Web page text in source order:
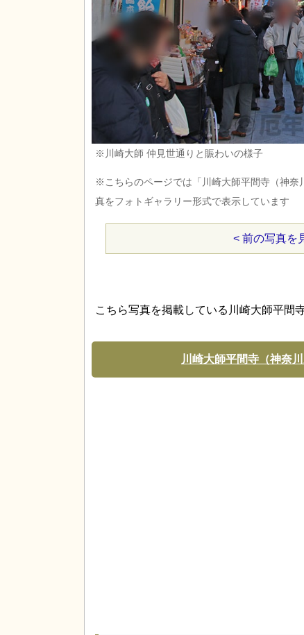
※川崎大師 仲見世通りと賑わいの様子
※こちらのページでは「川崎大師平間寺（神奈
真をフォトギャラリー形式で表示しています
< 前の写真を
こちら写真を掲載している川崎大師平間
川崎大師平間寺（神奈